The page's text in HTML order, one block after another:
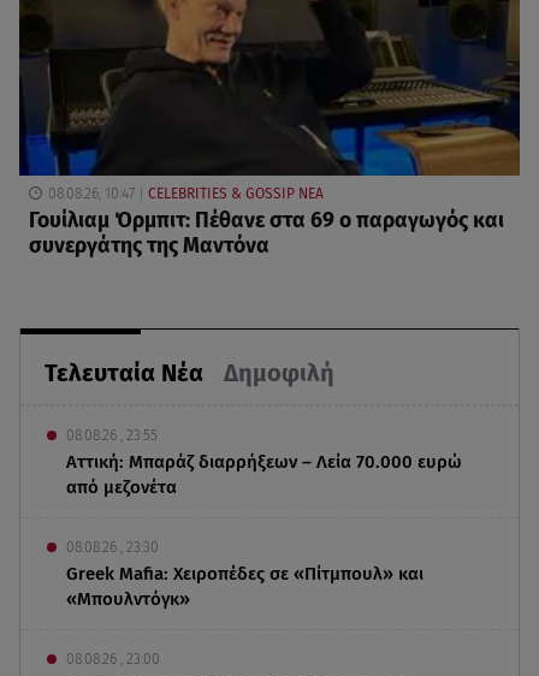
Τελευταία Νέα Δημοφιλή
08.08.26 , 23:55
Αττική: Μπαράζ διαρρήξεων – Λεία 70.000 ευρώ
από μεζονέτα
08.08.26 , 23:30
Greek Mafia: Χειροπέδες σε «Πίτμπουλ» και
«Μπουλντόγκ»
08.08.26 , 23:00
08.08.26, 10:47 CELEBRITIES & GOSSIP ΝΕΑ
Γουίλιαμ Όρμπιτ: Πέθανε στα 69 ο παραγωγός και
συνεργάτης της Μαντόνα